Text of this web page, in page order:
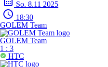
So. 8.11 2025
schedule 18:30
GOLEM Team
GOLEM Team
1 : 3
HTC